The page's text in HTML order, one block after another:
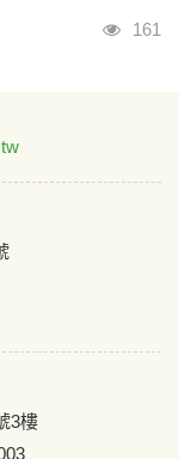
瀏覽
161
3樓